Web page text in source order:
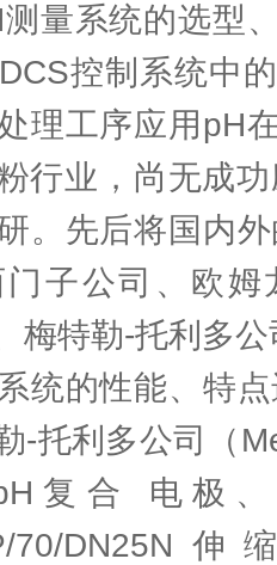
量系统的选型
控制系统中
理工序应用pH
行业，尚无成
。先后将国内
子公司、欧姆
梅特勒-托利多
统的性能、特
-托利多公司（
复合 电极
70/DN25N